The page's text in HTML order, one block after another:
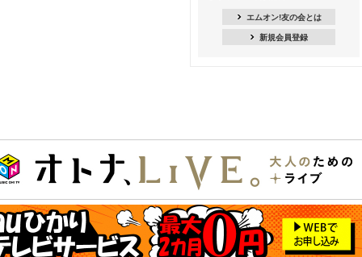
ージックビデオ特集
24:00
K-POP 第3世代特集
K-POP 第4世代特集
25:00
あのころヒッツ! 一挙5時間！
エムオン!友の会とは
新規会員登録